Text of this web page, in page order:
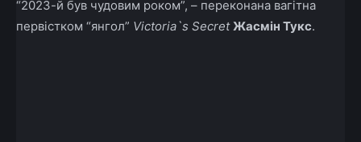
“2023-й був чудовим роком”, – переконана вагітна
первістком “янгол” Victoria`s Secret Жасмін Тукс.